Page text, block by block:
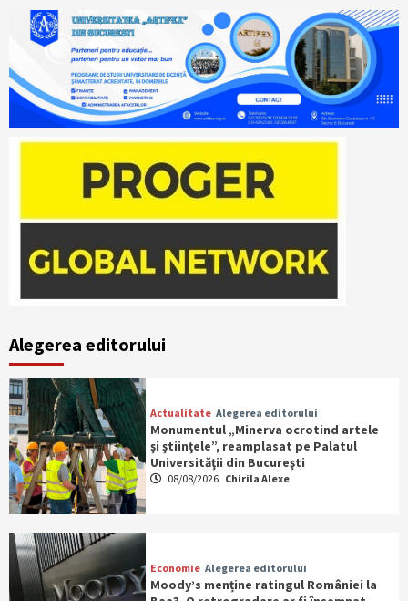
Alegerea editorului
Actualitate Alegerea editorului
Monumentul „Minerva ocrotind artele
şi ştiinţele”, reamplasat pe Palatul
Universităţii din Bucureşti
08/08/2026 Chirila Alexe
Economie Alegerea editorului
Moody’s menține ratingul României la